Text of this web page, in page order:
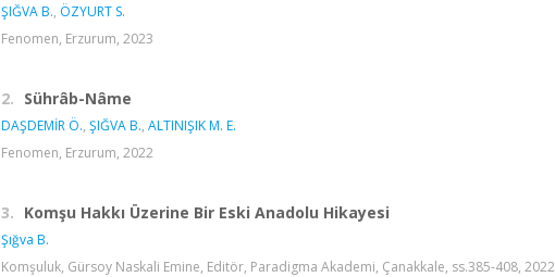
ŞIĞVA B., ÖZYURT S.
Fenomen, Erzurum, 2023
2. Sührâb-Nâme
DAŞDEMİR Ö., ŞIĞVA B., ALTINIŞIK M. E.
Fenomen, Erzurum, 2022
3. Komşu Hakkı Üzerine Bir Eski Anadolu Hikayesi
Şığva B.
Komşuluk, Gürsoy Naskali Emine, Editör, Paradigma Akademi, Çanakkale, ss.385-408, 2022